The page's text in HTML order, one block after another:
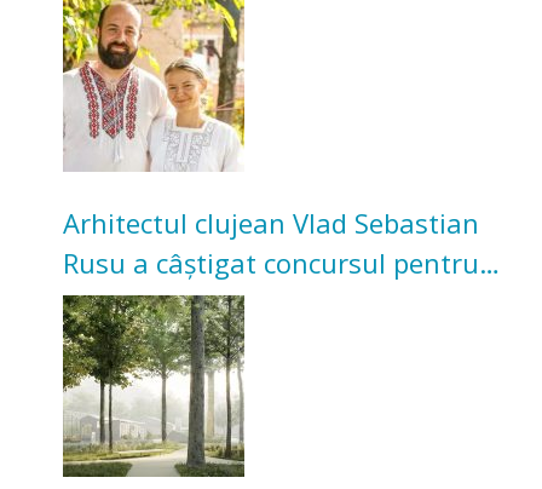
bunicilor
Arhitectul clujean Vlad Sebastian
Rusu a câștigat concursul pentru
transformarea Grădinii Casei
Universitarilor